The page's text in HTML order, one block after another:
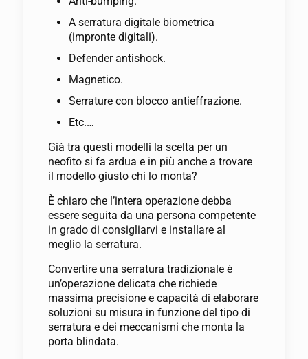
A serratura digitale biometrica
(impronte digitali).
Defender antishock.
Magnetico.
Serrature con blocco antieffrazione.
Etc.…
Già tra questi modelli la scelta per un
neofito si fa ardua e in più anche a trovare
il modello giusto chi lo monta?
È chiaro che l’intera operazione debba
essere seguita da una persona competente
in grado di consigliarvi e installare al
meglio la serratura.
Convertire una serratura tradizionale è
un’operazione delicata che richiede
massima precisione e capacità di elaborare
soluzioni su misura in funzione del tipo di
serratura e dei meccanismi che monta la
porta blindata.